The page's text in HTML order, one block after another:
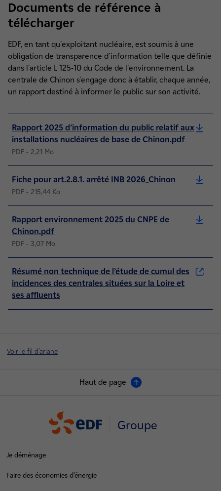
Documents de référence à
télécharger
EDF, en tant qu'exploitant nucléaire, est soumis à une
obligation de transparence d'information telle que définie
dans l'article L 125-10 du Code de l'environnement. La
centrale de Chinon s'engage donc à établir, chaque année,
un rapport destiné à informer le public sur son activité.
Rapport 2025 d’information du public relatif aux
installations nucléaires de base de Chinon.pdf
PDF - 2,21 Mo
Fiche pour art.2.8.1. arrêté INB 2026_Chinon
PDF - 215,44 Ko
Rapport environnement 2025 du CNPE de
Chinon.pdf
PDF - 3,07 Mo
Résumé non technique de l’étude de cumul des
incidences des centrales situées sur la Loire et
ses affluents
Voir le fil d'ariane
Haut de page
Groupe
Je déménage
Faire des économies d’énergie